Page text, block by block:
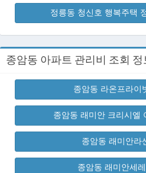
정릉동 청신호 행복주택
종암동 아파트 관리비 조회 정
종암동 라온프라이
종암동 래미안 크리시엘
종암동 래미안라
종암동 래미안세